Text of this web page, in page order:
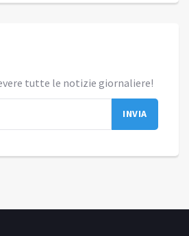
tutte le notizie giornaliere!